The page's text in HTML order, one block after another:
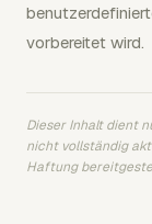
vorbereitet wird.
Dieser Inhalt dient
nicht vollständig
Haftung